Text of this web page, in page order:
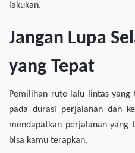
lakukan.
Jangan Lupa
yang Tepat
Pemilihan rute lalu lintas yang
pada durasi perjalanan dan
mendapatkan perjalanan yang
bisa kamu terapkan.